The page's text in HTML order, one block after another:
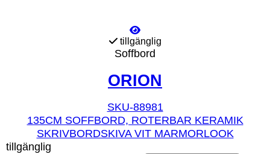
tillgänglig
Soffbord
ORION
SKU-88981
135CM SOFFBORD, ROTERBAR KERAMIK
SKRIVBORDSKIVA VIT MARMORLOOK
tillgänglig